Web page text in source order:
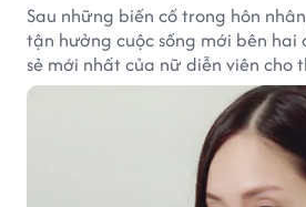
Sau những biến cố trong hôn
tận hưởng cuộc sống mới bên hai
sẻ mới nhất của nữ diễn viên cho
hạnh phúc hiện tại đến từ những